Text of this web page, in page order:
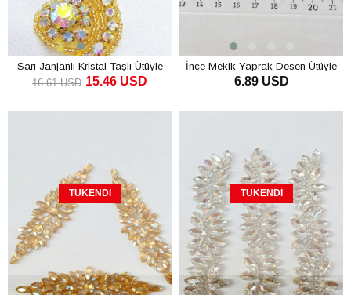
Sarı Janjanlı Kristal Taşlı Ütüyle
Yapışan Şerit15.46 USD
16.61 USD
İnce Mekik Yaprak Desen Ütüyle
Yapışan Parlak Taşlı Aplik
6.89 USD
TÜKENDI TÜKENDI